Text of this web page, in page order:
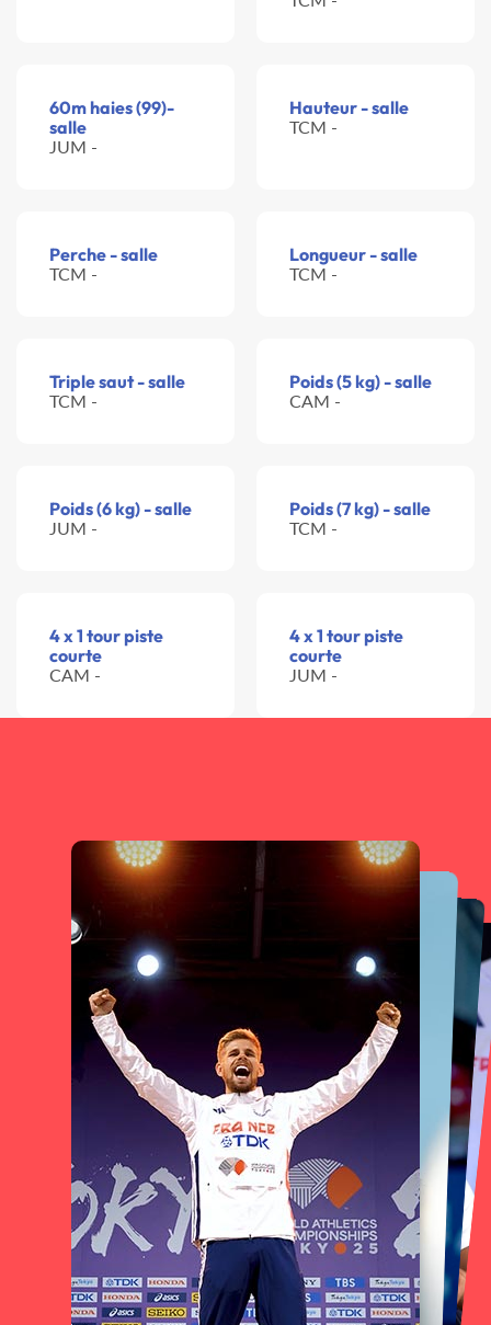
60m haies (99)-
salle
JUM -
Hauteur - salle
TCM -
Perche - salle
TCM -
Longueur - salle
TCM -
Triple saut - salle
TCM -
Poids (5 kg) - salle
CAM -
Poids (6 kg) - salle
JUM -
Poids (7 kg) - salle
TCM -
4 x 1 tour piste
courte
CAM -
4 x 1 tour piste
courte
JUM -